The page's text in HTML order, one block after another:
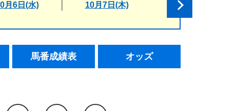
月6日(水) 10月7日(木)
馬番成績表 オッズ